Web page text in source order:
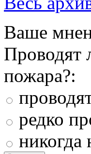
Ваше
Проводят
пожара?:
редко
никогда